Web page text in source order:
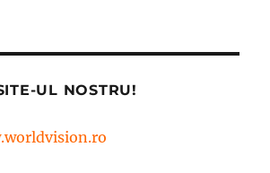
UL NOSTRU!